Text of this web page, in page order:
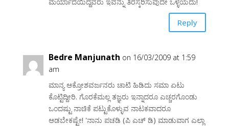
ಮರ್ಯಾದೆಯಿದ್ದವರು ಇವನ್ನು ತಿರಸ್ಕರಿಸುವುದೇ ಒಳ್ಳೆಯದು!
Reply
Bedre Manjunath on 16/03/2009 at 1:59
am
ಮಾನ್ಯ ಆಕ್ರೋಶವರ್ಜನರು ಚಾಟಿ ಹಿಡಿದು ಸಮಾ ಏಟು
ಕೊಟ್ಟಿದ್ದೀರಿ. ಗೊರಕೆಮಲ್ಲ ತಜ್ಞರು ಇನ್ನಾದರೂ ಎಚ್ಚರಗೊಂಡು
ಒಂದಷ್ಟು ನಾಚಿಕೆ ಪಟ್ಟುಕೊಳ್ಳುವ ನಾಟಕವಾದರೂ
ಆಡಬೇಕಷ್ಟೇ! 'ನಾನು ಪಚಡಿ (ಪಿ ಎಚ್ ಡಿ) ಮಾಡುವಾಗ ಎಲ್ಲಾ